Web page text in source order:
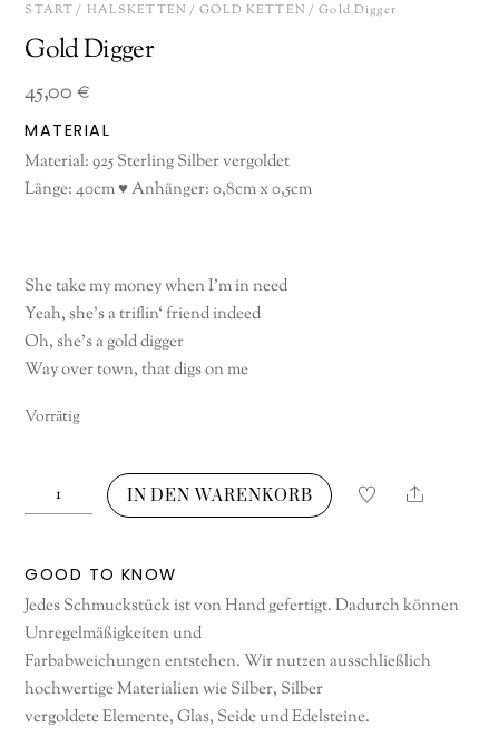
START/ HALSKETTEN /GOLD KETTEN / Gold Digger
Gold Digger
45,00€
MATERIAL
Material: 925 Sterling Silber vergoldet
Länge: 40cm ♥ Anhänger: 0,8cm x 0,5cm
She take my money when I’m in need
Yeah, she’s a triflin‘ friend indeed
Oh, she’s a gold digger
Way over town, that digs on me
Vorrätig
Gold
Digger
IN DEN WARENKORB Share
GOOD TO KNOW
Jedes Schmuckstück ist von Hand gefertigt. Dadurch können
Unregelmäßigkeiten und
Farbabweichungen entstehen. Wir nutzen ausschließlich
hochwertige Materialien wie Silber, Silber
vergoldete Elemente, Glas, Seide und Edelsteine.